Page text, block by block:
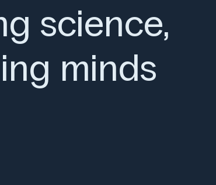
science,
minds